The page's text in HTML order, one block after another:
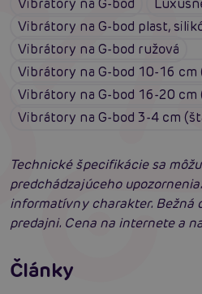
Vibrátory na G-bod
Vibrátory na G-bod plast,
Vibrátory na G-bod ružová
Vibrátory na G-bod 10-16 cm
Vibrátory na G-bod 16-20 cm
Vibrátory na G-bod 3-4 cm
Technické špecifikácie sa
predchádzajúceho
informatívny charakter. Bežná
predajni. Cena na internete a
Články
výsledky?
Čítať viacej
Vyberáme vibrátor: Ako vybrať najlepší
vibrátor?